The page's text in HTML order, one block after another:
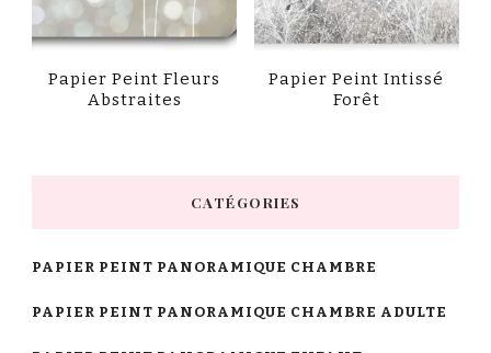
Papier Peint Fleurs
Abstraites
Papier Peint Intissé
Forêt
CATÉGORIES
PAPIER PEINT PANORAMIQUE CHAMBRE
PAPIER PEINT PANORAMIQUE CHAMBRE ADULTE